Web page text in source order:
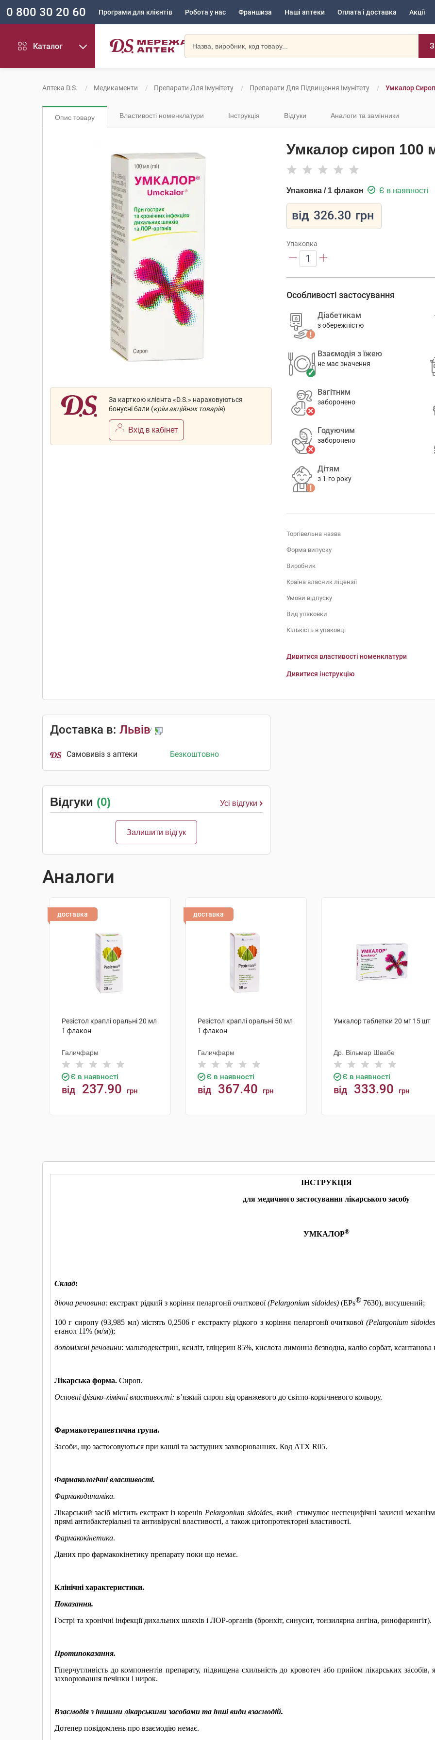
0 800 30 20 60 Програми для клієнтів Робота у нас Франшиза Наші аптеки Оплата і доставка Акції
Каталог
Аптека D.S. Медикаменти Препарати Для Імунітету Препарати Для Підвищення Імунітету Умкалор
Опис товару Властивості номенклатури Інструкція Відгуки Аналоги та замінники
За карткою клієнта «D.S.» нараховуються
бонусні бали (крім акційних товарів)
Вхід в кабінет
Умкалор сироп 100
Упаковка / 1 флакон Є в наявності
від 326.30 грн
Упаковка
1
Особливості застосування
Діабетикам
з обережністю
Взаємодія з їжею
не має значення
Вагітним
заборонено
Годуючим
заборонено
Дітям
з 1-го року
Торгівельна назва
Форма випуску
Виробник
Країна власник ліцензії
Умови відпуску
Вид упаковки
Кількість в упаковці
Дивитися властивості номенклатури
Дивитися інструкцію
Доставка в: Львів
Самовивіз з аптеки Безкоштовно
Відгуки (0) Усі відгуки
Залишити відгук
Аналоги
доставка
Резістол краплі оральні 20 мл
1 флакон
Галичфарм
Є в наявності
від 237.90 грн
доставка
Резістол краплі оральні 50 мл
1 флакон
Галичфарм
Є в наявності
від 367.40 грн
Умкалор таблетки 20 мг 15 шт
Др. Вільмар Швабе
Є в наявності
від 333.90 грн